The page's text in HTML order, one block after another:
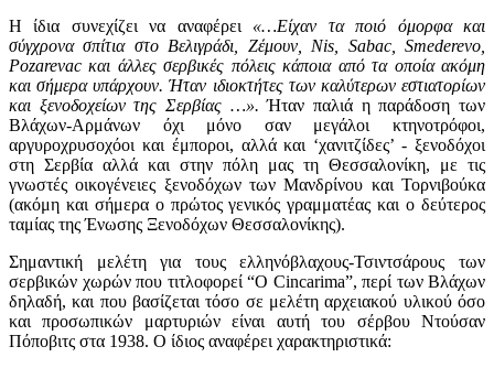
Η ίδια συνεχίζει να αναφέρει «…Είχαν τα ποιό όμορφα και
σύγχρονα σπίτια στο Βελιγράδι, Ζέμουν, Nis Sabac,Smederevo
Pozarevac και άλλες σερβικές πόλεις κάποια από τα οποία ακόμη
και σήμερα υπάρχουν. Ήταν ιδιοκτήτες των καλύτερων εστιατορίων
και ξενοδοχείων της Σερβίας …».Ήταν παλιά η παράδοση των
Βλάχων-Αρμάνων όχι μόνο σαν μεγάλοι κτηνοτρόφοι,
αργυροχρυσοχόοι και έμποροι, αλλά και ‘χανιτζίδες’ - ξενοδόχοι
στη Σερβία αλλά και στην πόλη μας τη Θεσσαλονίκη, με τις
γνωστές οικογένειες ξενοδόχων των Μανδρίνου και Τορνιβούκα
(ακόμη και σήμερα ο πρώτος γενικός γραμματέας και ο δεύτερος
ταμίας της Ένωσης Ξενοδόχων Θεσσαλονίκης).
Σημαντική μελέτη για τους ελληνόβλαχους-Τσιντσάρους των
σερβικών χωρών που τιτλοφορεί “O Cincarima”, περί των Βλάχων
δηλαδή, και που βασίζεται τόσο σε μελέτη αρχειακού υλικού όσο
και προσωπικών μαρτυριών είναι αυτή του σέρβου Ντούσαν
Πόποβιτς στα 1938. Ο ίδιος αναφέρει χαρακτηριστικά: